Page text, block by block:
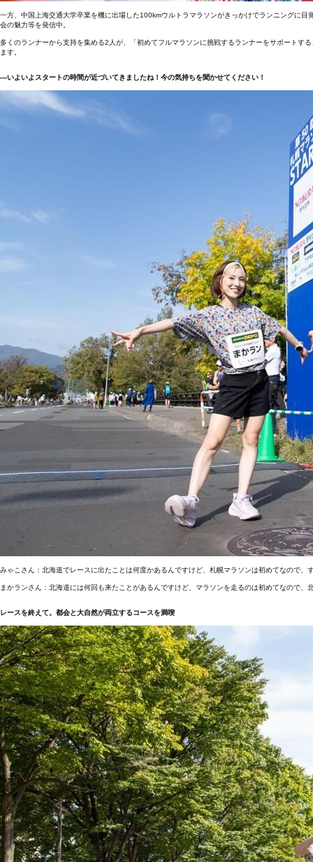
一方、中国上海交通大学卒業を機に出場した100kmウルトラマラソンがきっかけでランニングに
会の魅力等を発信中。
多くのランナーから支持を集める2人が、「初めてフルマラソンに挑戦するランナーをサポート
ます。
―いよいよスタートの時間が近づいてきましたね！今の気持ちを聞かせてください！
みゃこさん：北海道でレースに出たことは何度かあるんですけど、札幌マラソンは初めてなので
まかランさん：北海道には何回も来たことがあるんですけど、マラソンを走るのは初めてなので、
レースを終えて。都会と大自然が両立するコースを満喫